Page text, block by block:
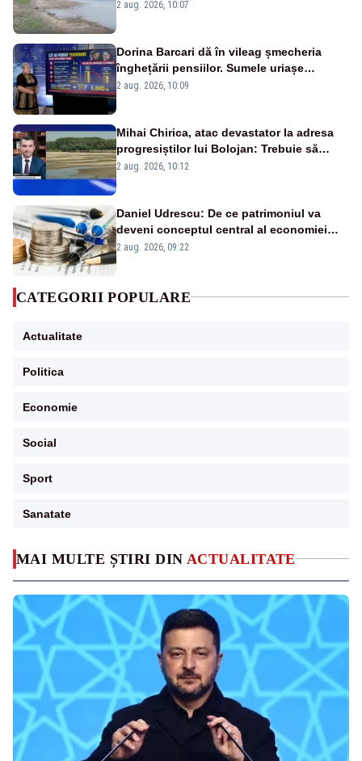
MAI MULTE ȘTIRI DIN ACTUALITATE
va detona o stâncă și va devia apa
2 aug. 2026, 10:07
Dorina Barcari dă în vileag șmecheria
înghețării pensiilor. Sumele uriașe
pierdute de fiecare român
2 aug. 2026, 10:09
Mihai Chirica, atac devastator la adresa
progresiștilor lui Bolojan: Trebuie să
protejăm și natura, dar nu șținem omaneii
2 aug. 2026, 10:12
Daniel Udrescu: De ce patrimoniul va
deveni conceptul central al economiei
viitoare?
2 aug. 2026, 09:22
CATEGORII POPULARE
Actualitate
Politica
Economie
Social
Sport
Sanatate